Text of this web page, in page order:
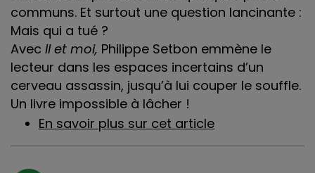
communs. Et surtout une question lancinante :
Mais qui a tué ?
Avec Il et moi, Philippe Setbon emmène le
lecteur dans les espaces incertains d’un
cerveau assassin, jusqu’à lui couper le souffle.
Un livre impossible à lâcher !
En savoir plus sur cet article